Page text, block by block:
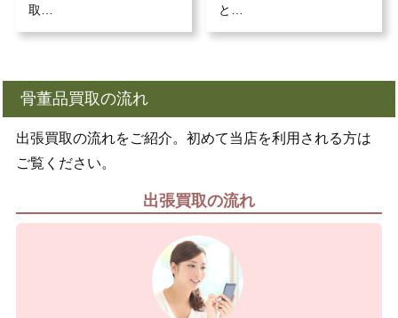
取…
と…
骨董品買取の流れ
出張買取の流れをご紹介。初めて当店を利用される方は
ご覧ください。
出張買取の流れ